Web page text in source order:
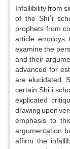
Infallibility from
of the Shiʿi
prophets from
article
examine the
and their
advanced for
are elucidated.
certain Shiʿi
explicated,
drawing upon
emphasis to
argumentation
affirm the